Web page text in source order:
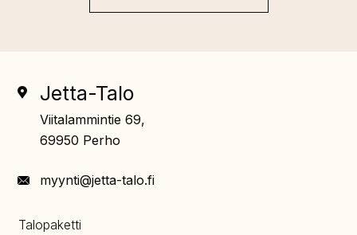
Jetta-Talo
Viitalammintie 69,
69950 Perho
myynti@jetta-talo.fi
Talopaketti